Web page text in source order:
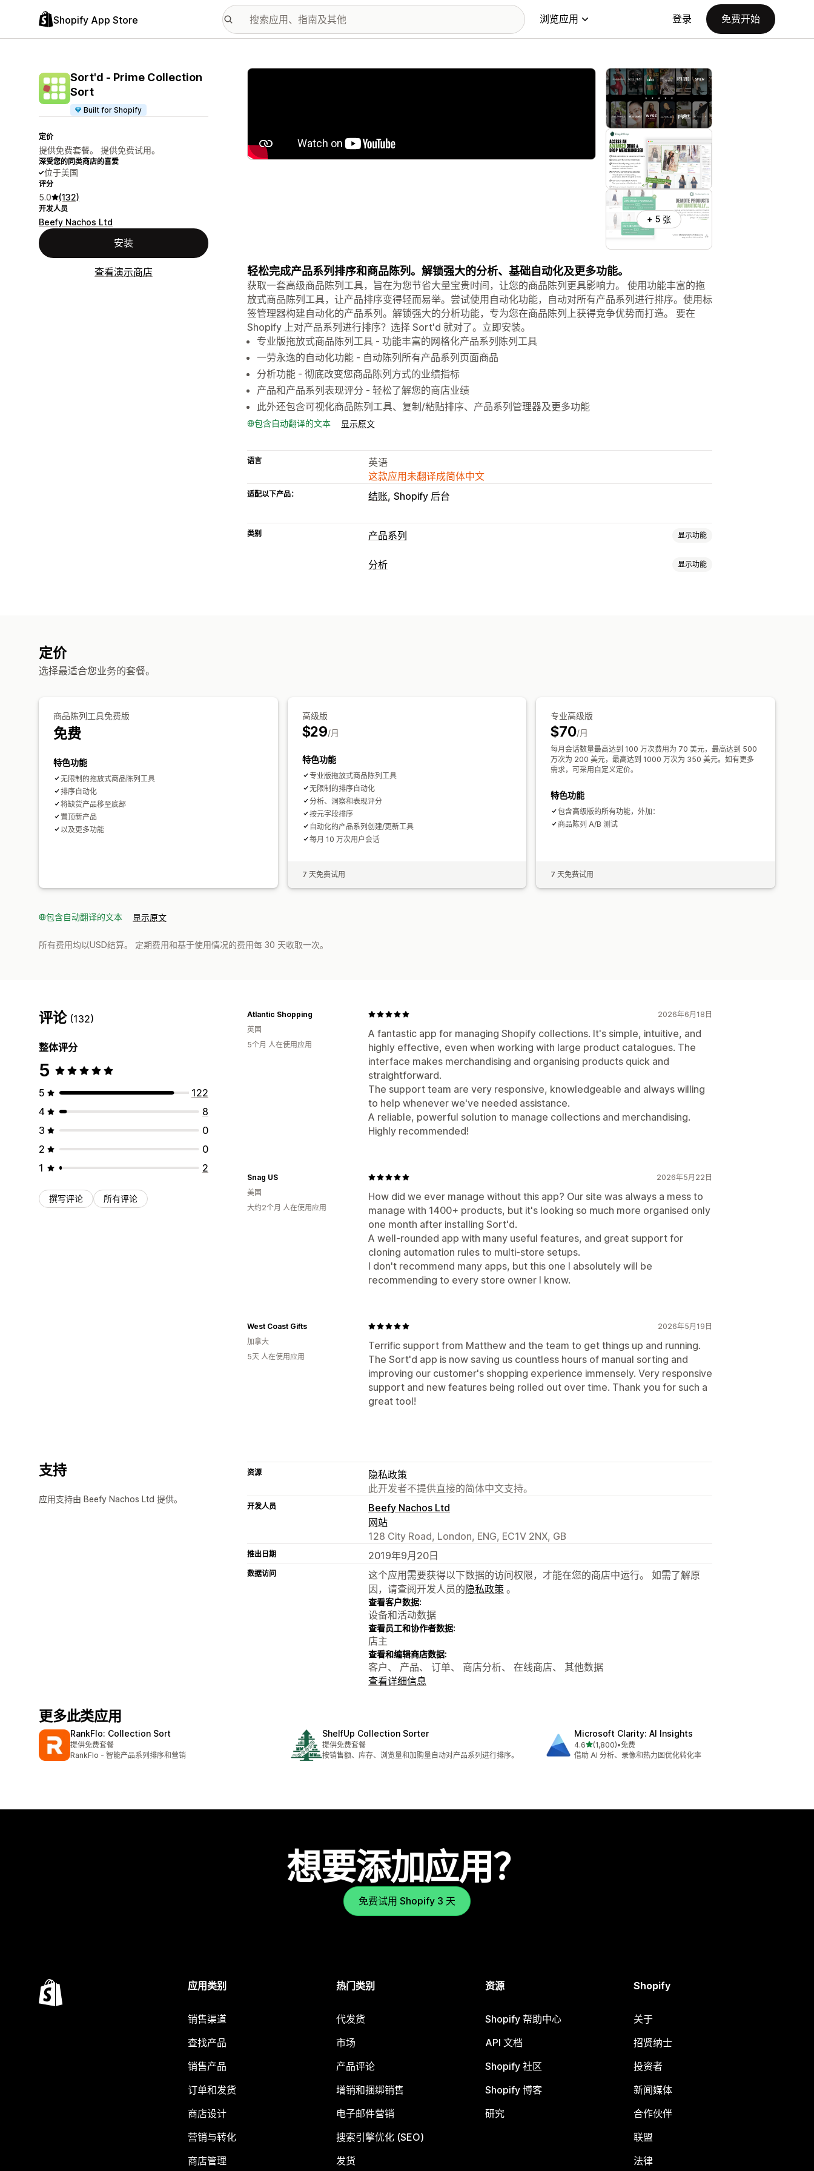
Shopify App Store 浏览应用 登录 免费开始
Sort'd ‑ Prime Collection
Sort
Built for Shopify
定价
提供免费套餐。 提供免费试用。
深受您的同类商店的喜爱
位于美国
评分
5.0 (132)
开发人员
Beefy Nachos Ltd
安装
查看演示商店
配图图库
+ 5 张
轻松完成产品系列排序和商品陈列。解锁强大的分析、基础自动化及更多功能。
获取一套高级商品陈列工具，旨在为您节省大量宝贵时间，让您的商品陈列更具影响力。 使用功能丰富的拖
放式商品陈列工具，让产品排序变得轻而易举。尝试使用自动化功能，自动对所有产品系列进行排序。使用标
签管理器构建自动化的产品系列。解锁强大的分析功能，专为您在商品陈列上获得竞争优势而打造。 要在
Shopify 上对产品系列进行排序？选择 Sort'd 就对了。立即安装。
专业版拖放式商品陈列工具 - 功能丰富的网格化产品系列陈列工具
一劳永逸的自动化功能 - 自动陈列所有产品系列页面商品
分析功能 - 彻底改变您商品陈列方式的业绩指标
产品和产品系列表现评分 - 轻松了解您的商店业绩
此外还包含可视化商品陈列工具、复制/粘贴排序、产品系列管理器及更多功能
包含自动翻译的文本 显示原文
语言
英语
这款应用未翻译成简体中文
适配以下产品： 结账 Shopify 后台
类别 产品系列 显示功能
排序操作
分析 显示功能
定价
选择最适合您业务的套餐。
商品陈列工具免费版
免费
特色功能
无限制的拖放式商品陈列工具
排序自动化
将缺货产品移至底部
置顶新产品
以及更多功能
高级版
$29/月
特色功能
专业版拖放式商品陈列工具
无限制的排序自动化
分析、洞察和表现评分
按元字段排序
自动化的产品系列创建/更新工具
每月 10 万次用户会话
7 天免费试用
专业高级版
$70/月
每月会话数量最高达到 100 万次费用为 70 美元，最高达到 500
万次为 200 美元，最高达到 1000 万次为 350 美元。如有更多
需求，可采用自定义定价。
特色功能
包含高级版的所有功能，外加：
商品陈列 A/B 测试
7 天免费试用
包含自动翻译的文本 显示原文
所有费用均以USD结算。 定期费用和基于使用情况的费用每 30 天收取一次。
评论 (132)
整体评分
5
5
122
4
8
3
0
2
0
1
2
撰写评论 所有评论
2026年6月18日
A fantastic app for managing Shopify collections. It's simple, intuitive, and
highly effective, even when working with large product catalogues. The
interface makes merchandising and organising products quick and
straightforward.
The support team are very responsive, knowledgeable and always willing
to help whenever we've needed assistance.
A reliable, powerful solution to manage collections and merchandising.
Highly recommended!
Atlantic Shopping
英国
5个月 人在使用应用
2026年5月22日
How did we ever manage without this app? Our site was always a mess to
manage with 1400+ products, but it's looking so much more organised only
one month after installing Sort'd.
A well-rounded app with many useful features, and great support for
cloning automation rules to multi-store setups.
I don't recommend many apps, but this one I absolutely will be
recommending to every store owner I know.
Snag US
美国
大约2个月 人在使用应用
2026年5月19日
Terrific support from Matthew and the team to get things up and running.
The Sort'd app is now saving us countless hours of manual sorting and
improving our customer's shopping experience immensely. Very responsive
support and new features being rolled out over time. Thank you for such a
great tool!
West Coast Gifts
加拿大
5天 人在使用应用
支持
应用支持由 Beefy Nachos Ltd 提供。
资源
隐私政策
此开发者不提供直接的简体中文支持。
开发人员
Beefy Nachos Ltd
网站
128 City Road, London, ENG, EC1V 2NX, GB
推出日期 2019年9月20日
数据访问
这个应用需要获得以下数据的访问权限，才能在您的商店中运行。 如需了解原
因，请查阅开发人员的隐私政策 。
查看客户数据:
设备和活动数据
查看员工和协作者数据:
店主
查看和编辑商店数据:
客户、 产品、 订单、 商店分析、 在线商店、 其他数据
查看详细信息
更多此类应用
RankFlo: Collection Sort
提供免费套餐
RankFlo - 智能产品系列排序和营销
ShelfUp Collection Sorter
提供免费套餐
按销售额、库存、浏览量和加购量自动对产品系列进行排序。
Microsoft Clarity: AI Insights
4.6星（满分 5 星）
(1,800)
总共 1800 条评论
•免费
借助 AI 分析、录像和热力图优化转化率
想要添加应用？
免费试用 Shopify 3 天
应用类别
销售渠道
查找产品
销售产品
订单和发货
商店设计
营销与转化
商店管理
热门类别
代发货
市场
产品评论
增销和捆绑销售
电子邮件营销
搜索引擎优化 (SEO)
发货
资源
Shopify 帮助中心
API 文档
Shopify 社区
Shopify 博客
研究
Shopify
关于
招贤纳士
投资者
新闻媒体
合作伙伴
联盟
法律